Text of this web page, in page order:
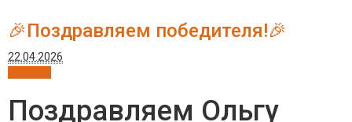
🎉Поздравляем победителя!🎉
22.04.2026
Поздравляем Ольгу